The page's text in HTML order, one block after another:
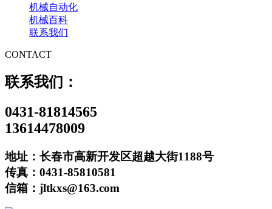
机械自动化
机械百科
联系我们
CONTACT
联系我们：
0431-81814565
13614478009
地址：长春市高新开发区超越大街1188号
传真：0431-85810581
信箱：jltkxs@163.com